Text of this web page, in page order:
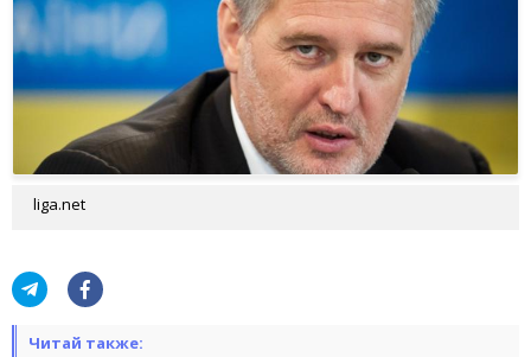
liga.net
Читай также: